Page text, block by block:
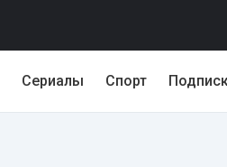
Сериалы Спорт